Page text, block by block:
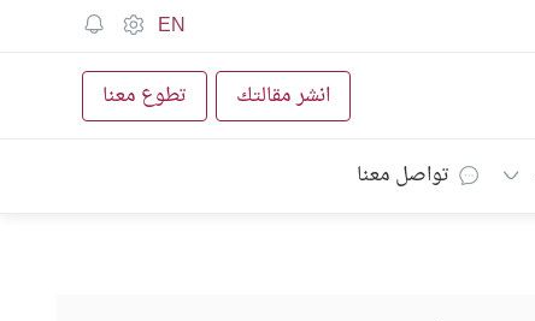
EN
انشر مقالتك تطوع معنا
تواصل معنا